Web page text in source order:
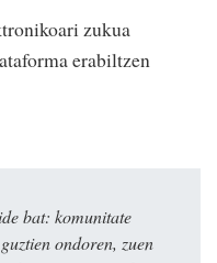
zukua
erabiltzen
bat: komunitate
ondoren, zuen